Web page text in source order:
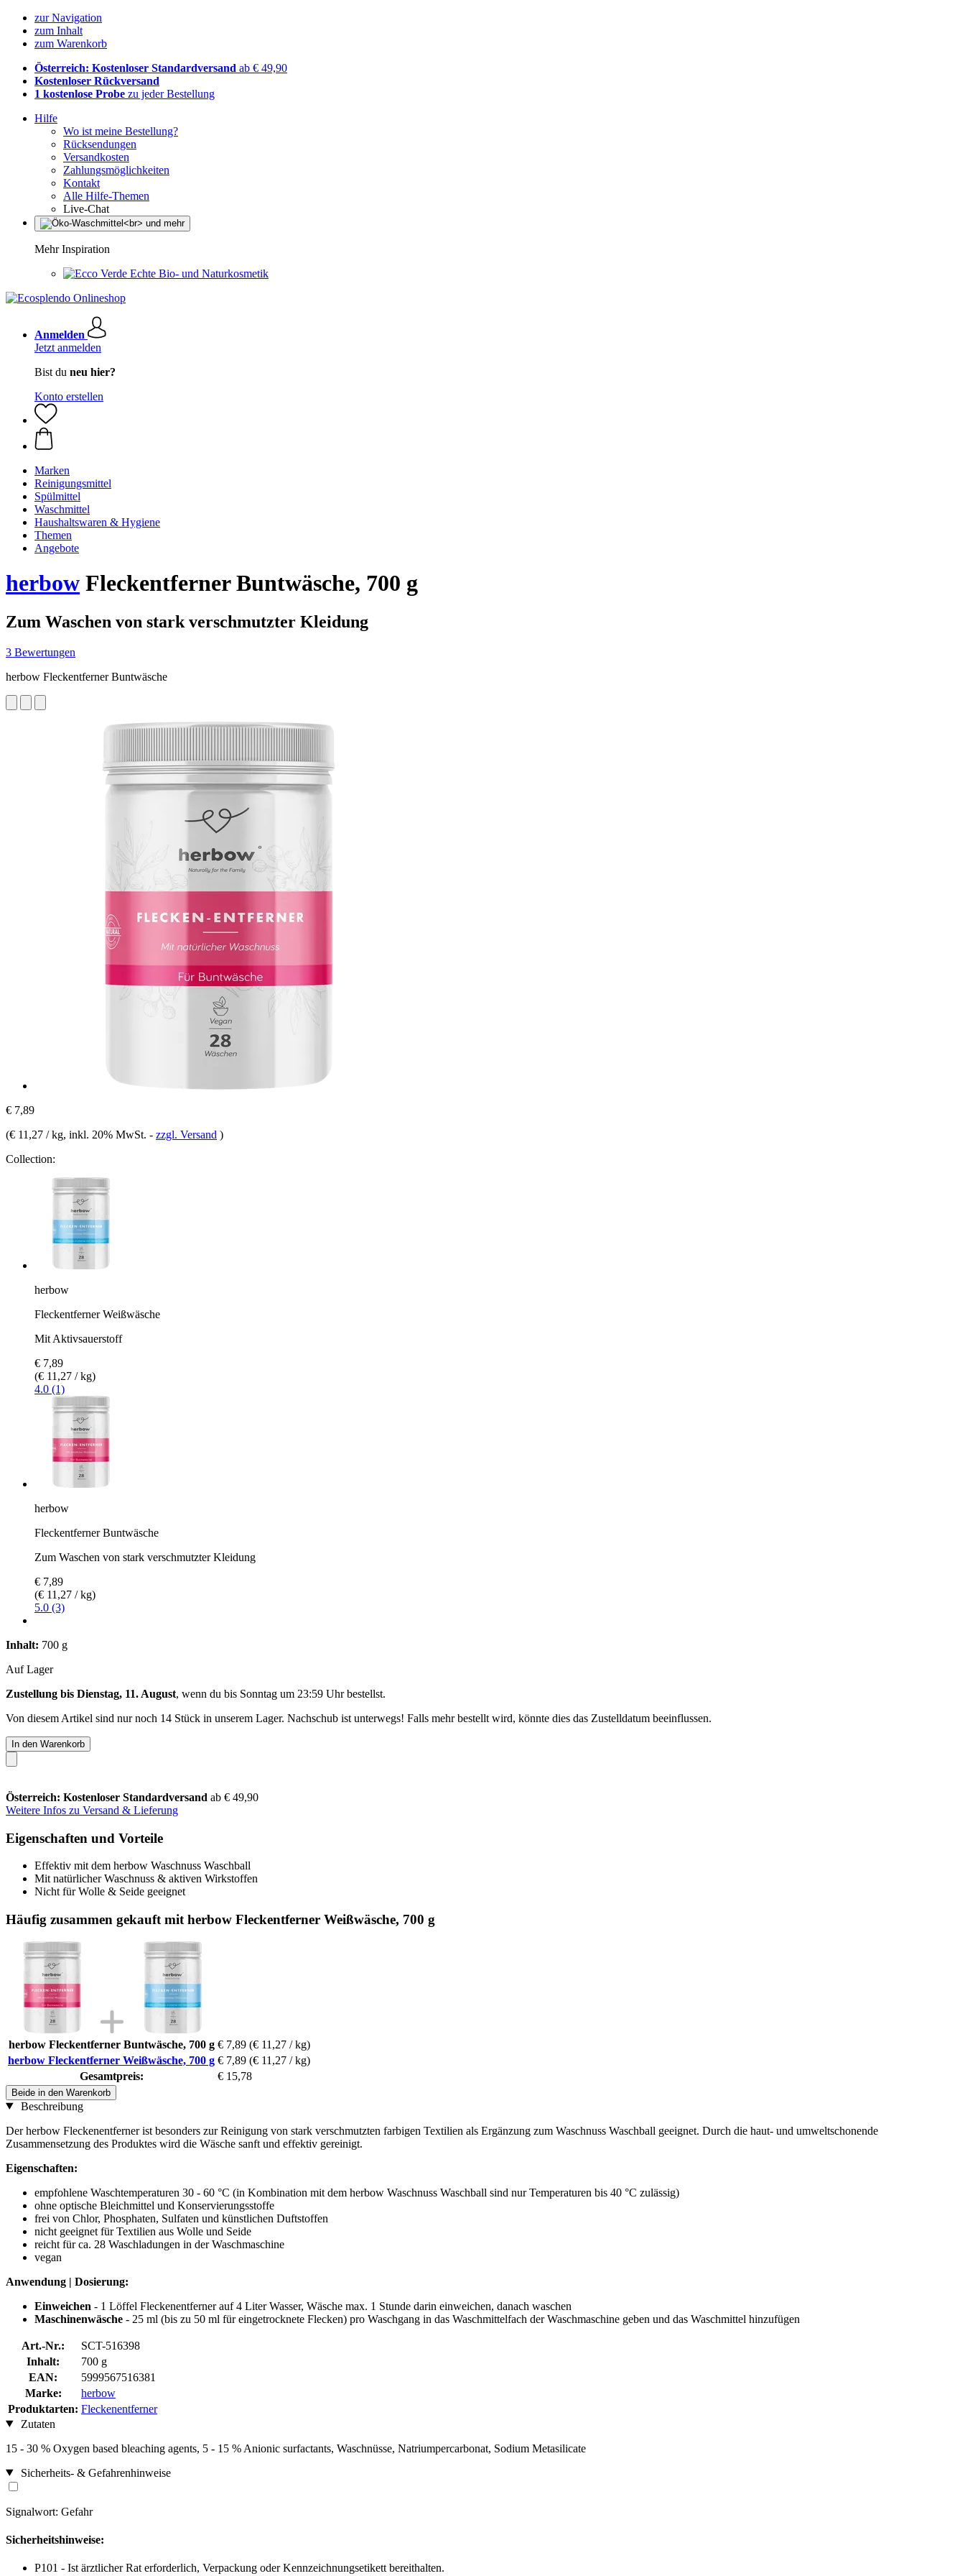
zur Navigation
zum Inhalt
zum Warenkorb
Österreich: Kostenloser Standardversand ab € 49,90
Kostenloser Rückversand
1 kostenlose Probe zu jeder Bestellung
Hilfe
Wo ist meine Bestellung?
Rücksendungen
Versandkosten
Zahlungsmöglichkeiten
Kontakt
Alle Hilfe-Themen
Live-Chat
Mehr Inspiration
Echte Bio- und Naturkosmetik
Anmelden
Jetzt anmelden
Bist du neu hier?
Konto erstellen
Marken
Reinigungsmittel
Spülmittel
Waschmittel
Haushaltswaren & Hygiene
Themen
Angebote
herbow Fleckentferner Buntwäsche, 700 g
Zum Waschen von stark verschmutzter Kleidung
3 Bewertungen
herbow Fleckentferner Buntwäsche
€ 7,89
(€ 11,27 / kg, inkl. 20% MwSt. - zzgl. Versand )
Collection:
herbow
Fleckentferner Weißwäsche
Mit Aktivsauerstoff
€ 7,89
(€ 11,27 / kg)
4.0 (1)
herbow
Fleckentferner Buntwäsche
Zum Waschen von stark verschmutzter Kleidung
€ 7,89
(€ 11,27 / kg)
5.0 (3)
Inhalt: 700 g
Auf Lager
Zustellung bis Dienstag, 11. August, wenn du bis Sonntag um 23:59 Uhrbestellst.
Von diesem Artikel sind nur noch 14 Stück in unserem Lager. Nachschub ist unterwegs! Falls mehr bestellt wird, könnte dies das Zustelldatum beeinflussen.
In den Warenkorb
Österreich: Kostenloser Standardversand ab € 49,90
Weitere Infos zu Versand & Lieferung
Eigenschaften und Vorteile
Effektiv mit dem herbow Waschnuss Waschball
Mit natürlicher Waschnuss & aktiven Wirkstoffen
Nicht für Wolle & Seide geeignet
Häufig zusammen gekauft mit herbow Fleckentferner Weißwäsche, 700 g
herbow Fleckentferner Buntwäsche, 700 g € 7,89 (€ 11,27 / kg)
herbow Fleckentferner Weißwäsche, 700 g € 7,89 (€ 11,27 / kg)
Gesamtpreis:
€ 15,78
Beide in den Warenkorb
Beschreibung
Der herbow Fleckenentferner ist besonders zur Reinigung von stark verschmutzten farbigen Textilien als Ergänzung zum Waschnuss Waschball geeignet. Durch die haut- und umweltschonende
Zusammensetzung des Produktes wird die Wäsche sanft und effektiv gereinigt.
Eigenschaften:
empfohlene Waschtemperaturen 30 - 60 °C (in Kombination mit dem herbow Waschnuss Waschball sind nur Temperaturen bis 40 °C zulässig)
ohne optische Bleichmittel und Konservierungsstoffe
frei von Chlor, Phosphaten, Sulfaten und künstlichen Duftstoffen
nicht geeignet für Textilien aus Wolle und Seide
reicht für ca. 28 Waschladungen in der Waschmaschine
vegan
Anwendung | Dosierung:
Einweichen - 1 Löffel Fleckenentferner auf 4 Liter Wasser, Wäsche max. 1 Stunde darin einweichen, danach waschen
Maschinenwäsche - 25 ml (bis zu 50 ml für eingetrocknete Flecken) pro Waschgang in das Waschmittelfach der Waschmaschine geben und das Waschmittel hinzufügen
Art.-Nr.:
SCT-516398
Inhalt:
700 g
EAN:
5999567516381
Marke:
herbow
Produktarten: Fleckenentferner
Zutaten
15 - 30 % Oxygen based bleaching agents, 5 - 15 % Anionic surfactants, Waschnüsse, Natriumpercarbonat, Sodium Metasilicate
Sicherheits- & Gefahrenhinweise
Signalwort: Gefahr
Sicherheitshinweise:
P101 - Ist ärztlicher Rat erforderlich, Verpackung oder Kennzeichnungsetikett bereithalten.